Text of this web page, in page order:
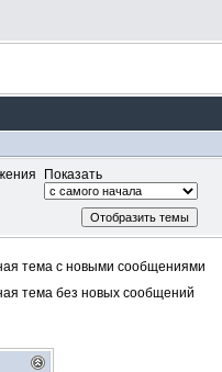
Показать
тема с новыми сообщениями
тема без новых сообщений